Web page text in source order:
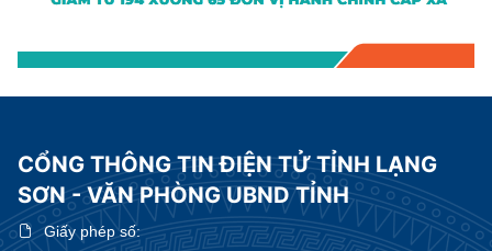
CỔNG THÔNG TIN ĐIỆN TỬ TỈNH LẠNG
SƠN - VĂN PHÒNG UBND TỈNH
Giấy phép số: